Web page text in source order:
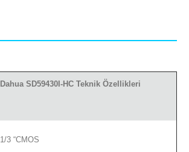
Dahua SD59430I-HC Teknik Özellikleri
1/3 “CMOS